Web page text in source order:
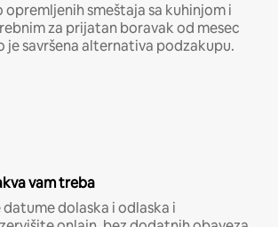
smeštaja sa kuhinjom i
za prijatan boravak od mesec
je savršena alternativa podzakupu.
vam treba
dolaska i odlaska i